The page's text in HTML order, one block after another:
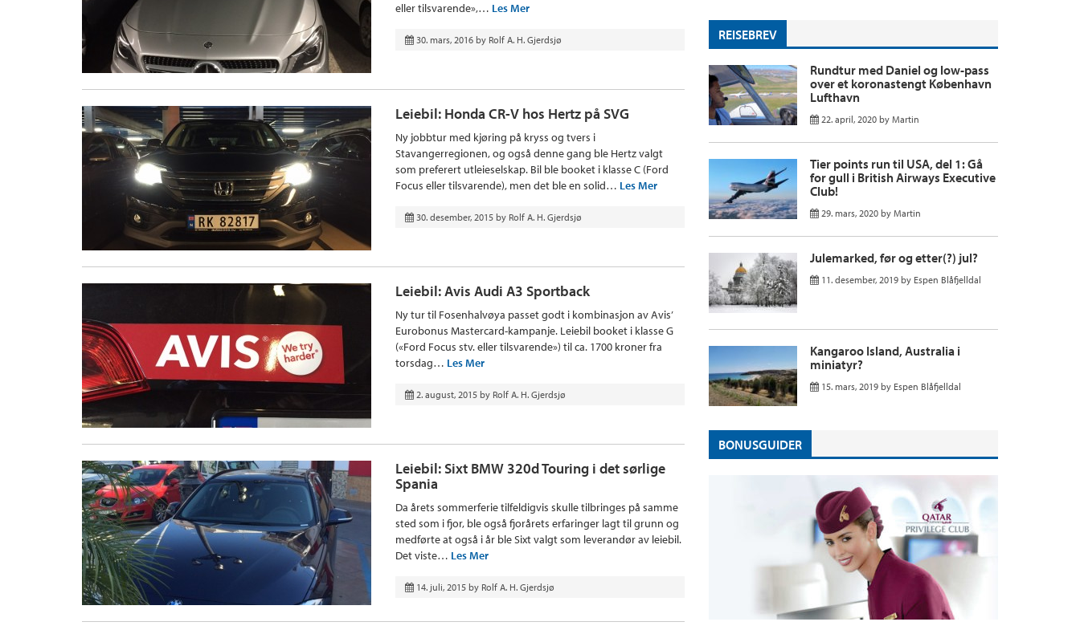
eller tilsvarende»,… Les Mer
30. mars, 2016 by Rolf A. H. Gjerdsjø
Leiebil: Honda CR-V hos Hertz på SVG
Ny jobbtur med kjøring på kryss og tvers i
Stavangerregionen, og også denne gang ble Hertz valgt
som preferert utleieselskap. Bil ble booket i klasse C (Ford
Focus eller tilsvarende), men det ble en solid… Les Mer
30. desember, 2015 by Rolf A. H. Gjerdsjø
Leiebil: Avis Audi A3 Sportback
Ny tur til Fosenhalvøya passet godt i kombinasjon av Avis’
Eurobonus Mastercard-kampanje. Leiebil booket i klasse G
(«Ford Focus stv. eller tilsvarende») til ca. 1700 kroner fra
torsdag… Les Mer
2. august, 2015 by Rolf A. H. Gjerdsjø
Leiebil: Sixt BMW 320d Touring i det sørlige
Spania
Da årets sommerferie tilfeldigvis skulle tilbringes på samme
sted som i fjor, ble også fjorårets erfaringer lagt til grunn og
medførte at også i år ble Sixt valgt som leverandør av leiebil.
Det viste… Les Mer
14. juli, 2015 by Rolf A. H. Gjerdsjø
REISEBREV
Rundtur med Daniel og low-pass
over et koronastengt København
Lufthavn
22. april, 2020 by Martin
Tier points run til USA, del 1: Gå
for gull i British Airways Executive
Club!
29. mars, 2020 by Martin
Julemarked, før og etter(?) jul?
11. desember, 2019 by Espen Blåfjelldal
Kangaroo Island, Australia i
miniatyr?
15. mars, 2019 by Espen Blåfjelldal
BONUSGUIDER